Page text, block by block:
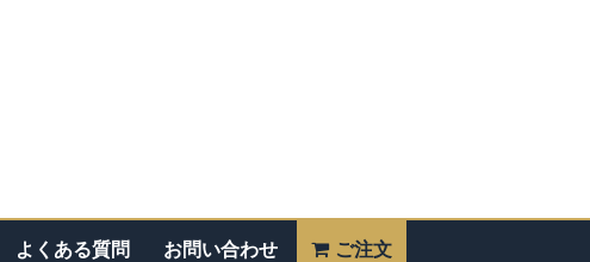
よくある質問 お問い合わせ ご注文